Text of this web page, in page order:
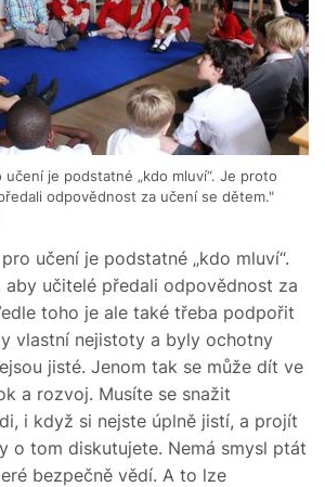
učení je podstatné „kdo mluví“. Je proto
odpovědnost za učení se dětem."
učení je podstatné „kdo mluví“.
učitelé předali odpovědnost za
toho je ale také třeba podpořit
vlastní nejistoty a byly ochotny
jisté. Jenom tak se může dít ve
a rozvoj. Musíte se snažit
i když si nejste úplně jistí, a projít
o tom diskutujete. Nemá smysl ptát
bezpečně vědí. A to lze